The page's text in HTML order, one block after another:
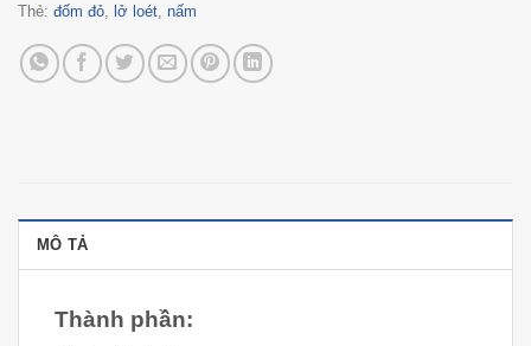
Thẻ: đốm đỏ lở loét nấm
MÔ TẢ
Thành phần: